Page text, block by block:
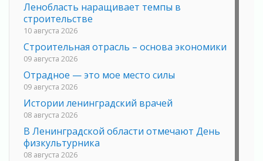
Ленобласть наращивает темпы в
строительстве
10 августа 2026
Строительная отрасль – основа экономики
09 августа 2026
Отрадное — это мое место силы
09 августа 2026
Истории ленинградский врачей
08 августа 2026
В Ленинградской области отмечают День
физкультурника
08 августа 2026